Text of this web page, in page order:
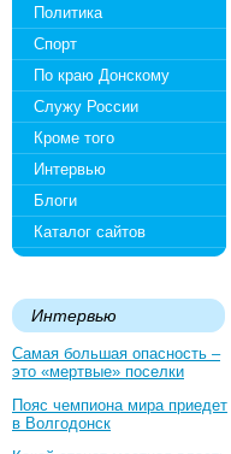
Политика
Спорт
По краю Донскому
Служу России
Кроме того
Интервью
Блоги
Каталог сайтов
Интервью
Самая большая опасность –
это «мертвые» поселки
Пояс чемпиона мира приедет
в Волгодонск